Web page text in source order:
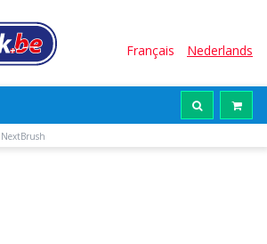
Français Nederlands
NextBrush